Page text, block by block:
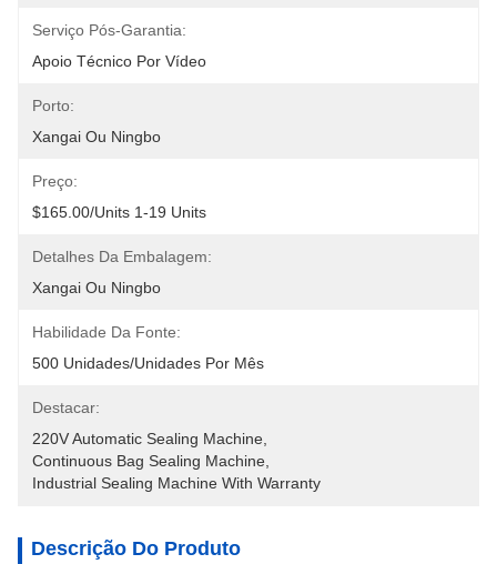
Serviço Pós-Garantia:
Apoio Técnico Por Vídeo
Porto:
Xangai Ou Ningbo
Preço:
$165.00/units 1-19 Units
Detalhes Da Embalagem:
Xangai Ou Ningbo
Habilidade Da Fonte:
500 Unidades/unidades Por Mês
Destacar:
220V Automatic Sealing Machine
Continuous Bag Sealing Machine
Industrial Sealing Machine With Warranty
Descrição Do Produto